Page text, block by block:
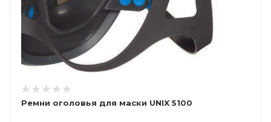
Ремни оголовья для маски UNIX 5100